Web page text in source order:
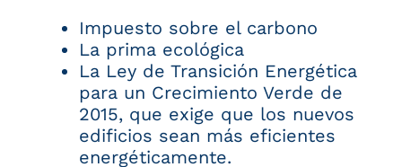
Impuesto sobre el carbono
La prima ecológica
La Ley de Transición Energética
para un Crecimiento Verde de
2015, que exige que los nuevos
edificios sean más eficientes
energéticamente.